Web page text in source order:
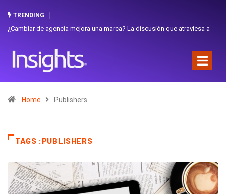
TRENDING
¿Cambiar de agencia mejora una marca? La discusión que atraviesa a
Home Publishers
TAGS :PUBLISHERS